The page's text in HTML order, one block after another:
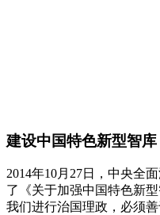
建设中国特色新型智库
2014年10月27日，中央全
了《关于加强中国特色新
我们进行治国理政，必须